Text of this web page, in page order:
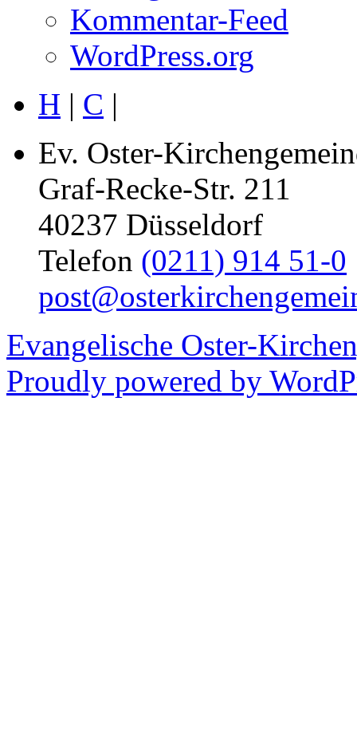
Kommentar-Feed
WordPress.org
H | C |
Ev. Oster-
Graf-Recke-Str. 211
40237 Düsseldorf
Telefon (0211) 914 51-0
Evangelische Oster-
Proudly powered by